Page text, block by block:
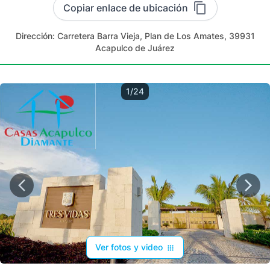
Copiar enlace de ubicación
Dirección: Carretera Barra Vieja, Plan de Los Amates, 39931
Acapulco de Juárez
1/24
Ver fotos y video